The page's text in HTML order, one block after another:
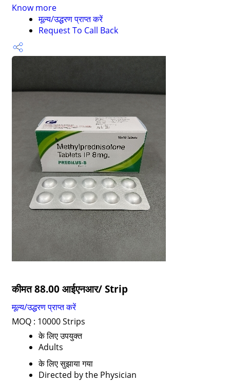
Know more
मूल्य/उद्धरण प्राप्त करें
Request To Call Back
कीमत 88.00 आईएनआर/ Strip
मूल्य/उद्धरण प्राप्त करें
MOQ : 10000 Strips
के लिए उपयुक्त
Adults
के लिए सुझाया गया
Directed by the Physician